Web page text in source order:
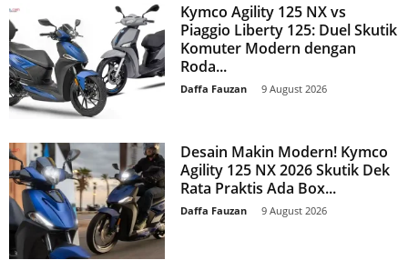
Kymco Agility 125 NX vs
Piaggio Liberty 125: Duel Skutik
Komuter Modern dengan
Roda...
Daffa Fauzan 9 August 2026
Desain Makin Modern! Kymco
Agility 125 NX 2026 Skutik Dek
Rata Praktis Ada Box...
Daffa Fauzan 9 August 2026